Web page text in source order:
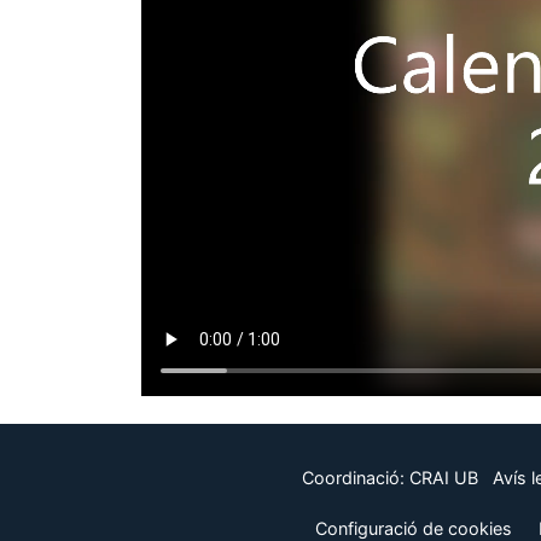
Coordinació: CRAI UB Avís
Configuració de cookies